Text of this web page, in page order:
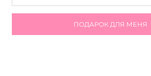
ПОДАРОК ДЛЯ МЕНЯ